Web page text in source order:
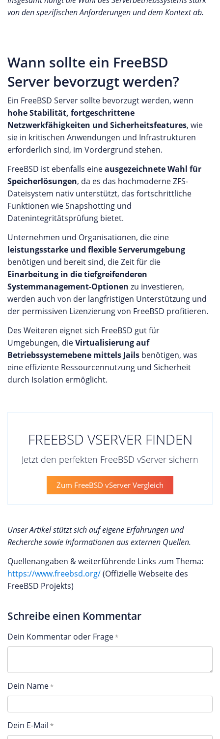
von den spezifischen Anforderungen und dem Kontext ab.
Wann sollte ein FreeBSD
Server bevorzugt werden?
Ein FreeBSD Server sollte bevorzugt werden, wenn
hohe Stabilität, fortgeschrittene
Netzwerkfähigkeiten und Sicherheitsfeatures, wie
sie in kritischen Anwendungen und Infrastrukturen
erforderlich sind, im Vordergrund stehen.
FreeBSD ist ebenfalls eineausgezeichnete Wahl für
Speicherlösungen, da es das hochmoderne ZFS-
Dateisystem nativ unterstützt, das fortschrittliche
Funktionen wie Snapshotting und
Datenintegritätsprüfung bietet.
Unternehmen und Organisationen, die eine
leistungsstarke und flexible Serverumgebung
benötigen und bereit sind, die Zeit für die
Einarbeitung in die tiefgreifenderen
Systemmanagement-Optionen zu investieren,
werden auch von der langfristigen Unterstützung und
der permissiven Lizenzierung von FreeBSD profitieren.
Des Weiteren eignet sich FreeBSD gut für
Umgebungen, dieVirtualisierung auf
Betriebssystemebene mittels Jails benötigen, was
eine effiziente Ressourcennutzung und Sicherheit
durch Isolation ermöglicht.
FREEBSD VSERVER FINDEN
Jetzt den perfekten FreeBSD vServer sichern
Zum FreeBSD vServer Vergleich
Unser Artikel stützt sich auf eigene Erfahrungen und
Recherche sowie Informationen aus externen Quellen.
Quellenangaben & weiterführende Links zum Thema:
https://www.freebsd.org/(Offizielle Webseite des
FreeBSD Projekts)
Schreibe einen Kommentar
Dein Kommentar oder Frage
Dein Name
Dein E-Mail